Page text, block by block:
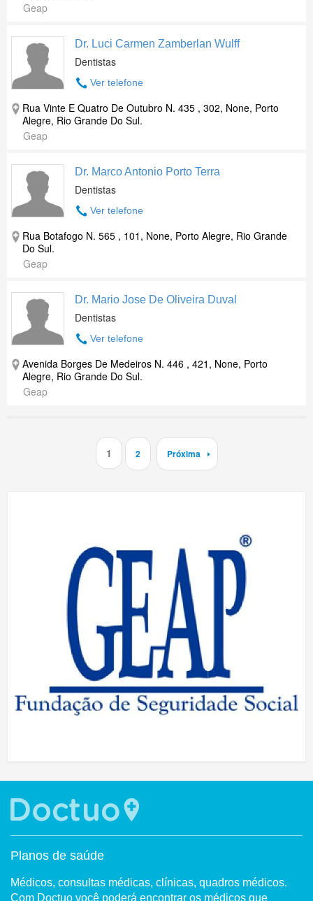
Geap
Dr. Luci Carmen Zamberlan Wulff
Dentistas
Ver telefone
Rua Vinte E Quatro De Outubro N. 435 , 302, None, Porto
Alegre, Rio Grande Do Sul.
Geap
Dr. Marco Antonio Porto Terra
Dentistas
Ver telefone
Rua Botafogo N. 565 , 101, None, Porto Alegre, Rio Grande
Do Sul.
Geap
Dr. Mario Jose De Oliveira Duval
Dentistas
Ver telefone
Avenida Borges De Medeiros N. 446 , 421, None, Porto
Alegre, Rio Grande Do Sul.
Geap
1 2 Próxima
Planos de saúde
Médicos, consultas médicas, clínicas, quadros médicos.
Com Doctuo você poderá encontrar os médicos que